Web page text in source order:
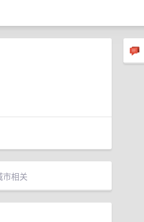
市相关